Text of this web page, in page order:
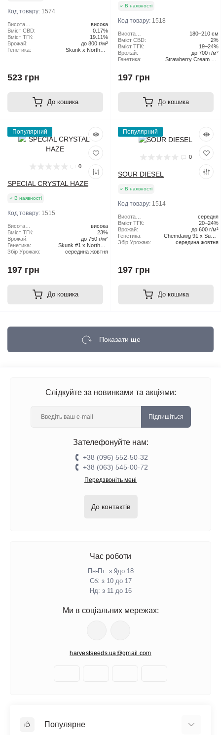
Код товару: 1574
Висота
рослини:
висока
Вміст CBD:
0.17%
Вміст ТГК:
19.11%
Врожай:
до 800 г/м²
Генетика:
Skunk x Northern
523 грн
До кошика
В наявності
Код товару: 1518
Висота
рослини:
180–210 см
Вміст CBD:
2%
Вміст ТГК:
19–24%
Врожай:
до 700 г/м²
Генетика:
Strawberry Cream Pie
197 грн
До кошика
Популярний
0
SPECIAL CRYSTAL HAZE
В наявності
Код товару: 1515
Висота
рослини:
висока
Вміст ТГК:
23%
Врожай:
до 750 г/м²
Генетика:
Skunk #1 x Northern
Lights x Haze
Збір Урожаю: середина жовтня
197 грн
До кошика
Популярний
0
SOUR DIESEL
В наявності
Код товару: 1514
Висота
рослини:
середня
Вміст ТГК:
20–24%
Врожай:
до 600 г/м²
Генетика:
Chemdawg 91 x Super
Skunk
Збір Урожаю: середина жовтня
197 грн
До кошика
Показати ще
Слідкуйте за новинками та акціями:
Підпишіться
Зателефонуйте нам:
+38 (096) 552-50-32
+38 (063) 545-00-72
Передзвоніть мені
До контактів
Час роботи
Пн-Пт: з 9до 18
Сб: з 10 до 17
Нд: з 11 до 16
Ми в соціальних мережах:
harvestseeds.ua@gmail.com
Популярне